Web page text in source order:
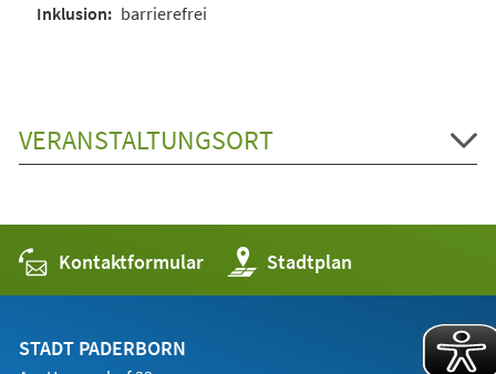
barrierefrei
VERANSTALTUNGSORT
Kontaktformular Stadtplan
(Öffnet
in
einem
STADT PADERBORN